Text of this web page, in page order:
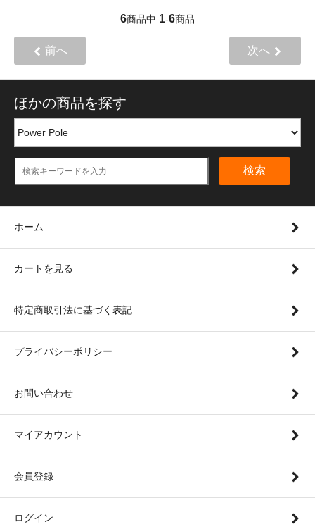
6商品中 1-6商品
前へ 次へ
ほかの商品を探す
検索
ホーム
カートを見る
特定商取引法に基づく表記
プライバシーポリシー
お問い合わせ
マイアカウント
会員登録
ログイン